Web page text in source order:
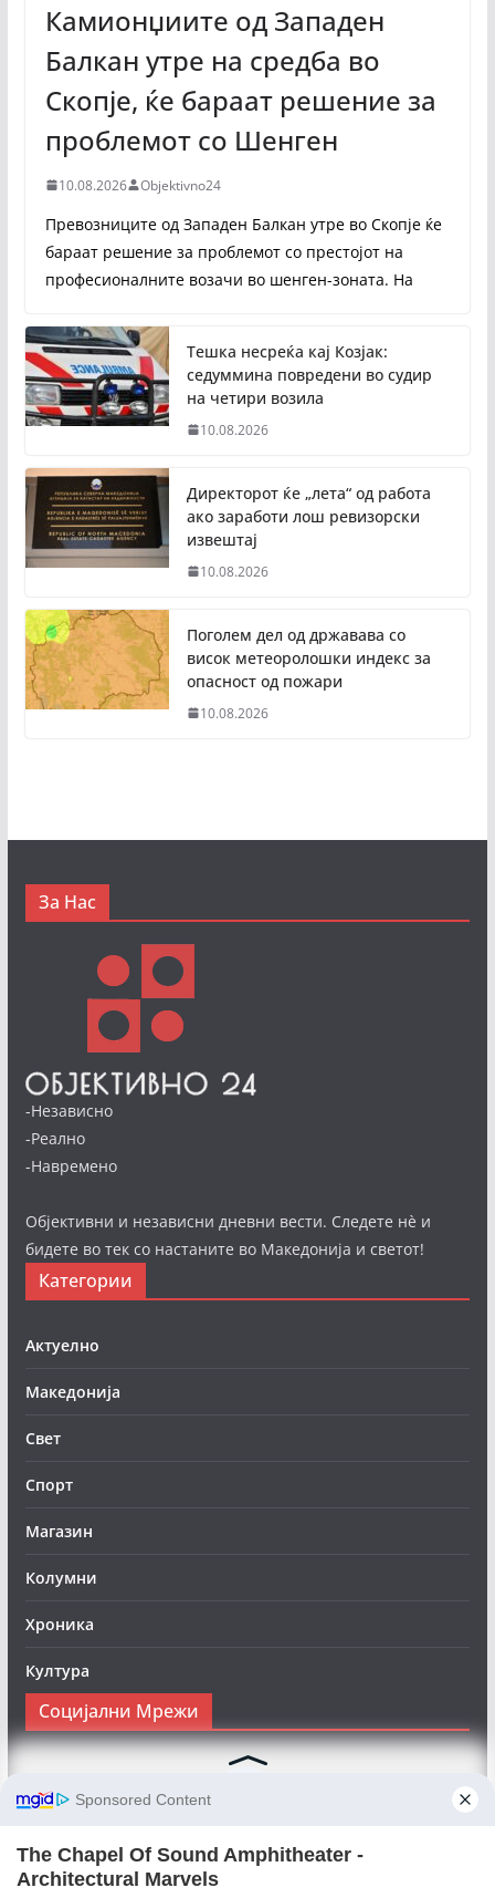
Камионџиите од Западен
Балкан утре на средба во
Скопје, ќе бараат решение за
проблемот со Шенген
10.08.2026 Objektivno24
Превозниците од Западен Балкан утре во Скопје ќе
бараат решение за проблемот со престојот на
професионалните возачи во шенген-зоната. На
Тешка несреќа кај Козјак:
седуммина повредени во судир
на четири возила
10.08.2026
Директорот ќе „лета“ од работа
ако заработи лош ревизорски
извештај
10.08.2026
Поголем дел од државава со
висок метеоролошки индекс за
опасност од пожари
10.08.2026
За Нас
-Независно
-Реално
-Навремено
Објективни и независни дневни вести. Следете нè и
бидете во тек со настаните во Македонија и светот!
Категории
Актуелно
Македонија
Свет
Спорт
Магазин
Колумни
Хроника
Култура
Социјални Мрежи
Следете нè на Фејсбук за да сте во тек со најновите